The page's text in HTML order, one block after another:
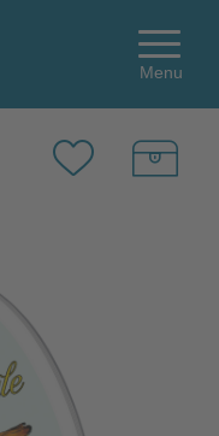
Menu